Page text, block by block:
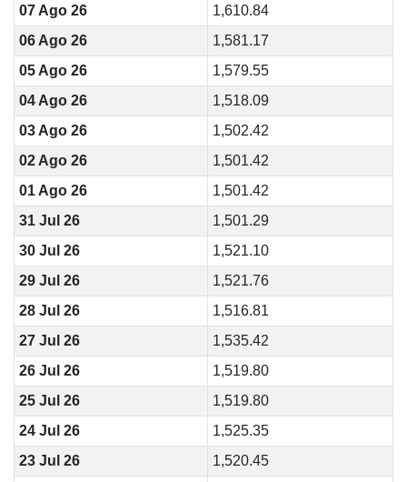
07 Ago 26
1,610.84
06 Ago 26
1,581.17
05 Ago 26
1,579.55
04 Ago 26
1,518.09
03 Ago 26
1,502.42
02 Ago 26
1,501.42
01 Ago 26
1,501.42
31 Jul 26
1,501.29
30 Jul 26
1,521.10
29 Jul 26
1,521.76
28 Jul 26
1,516.81
27 Jul 26
1,535.42
26 Jul 26
1,519.80
25 Jul 26
1,519.80
24 Jul 26
1,525.35
23 Jul 26
1,520.45